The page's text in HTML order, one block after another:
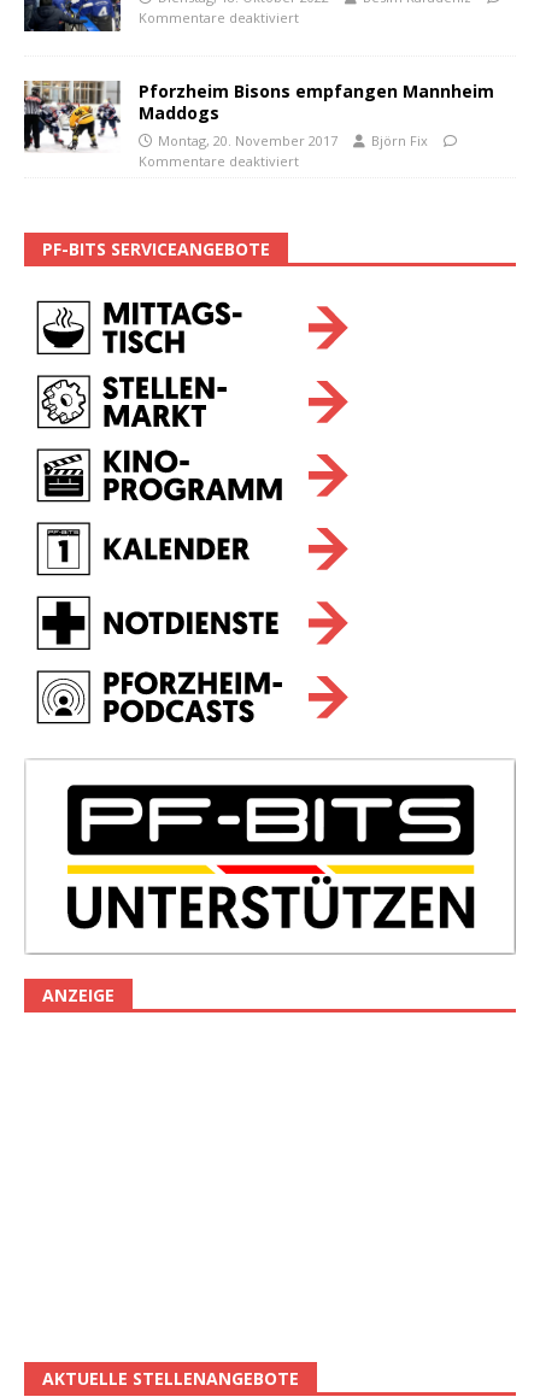
Kommentare deaktiviert
Pforzheim Bisons empfangen Mannheim
Maddogs
Montag, 20. November 2017
Björn Fix
Kommentare deaktiviert
PF-BITS SERVICEANGEBOTE
ANZEIGE
AKTUELLE STELLENANGEBOTE